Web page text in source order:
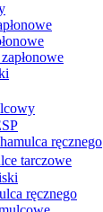
ręcznego
tarczowe
ręcznego